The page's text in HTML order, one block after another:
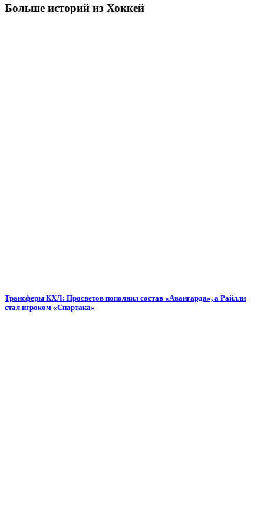
Больше историй из Хоккей
Трансферы КХЛ: Просветов пополнил состав «Авангарда», а Райлли
стал игроком «Спартака»